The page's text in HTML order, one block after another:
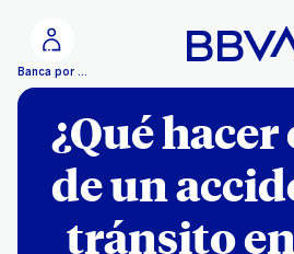
Banca por Internet
¿Qué hacer
de un
tránsito